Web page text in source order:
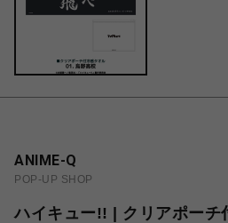
ANIME-Q
POP-UP SHOP
ハイキュー!! | クリアポーチ